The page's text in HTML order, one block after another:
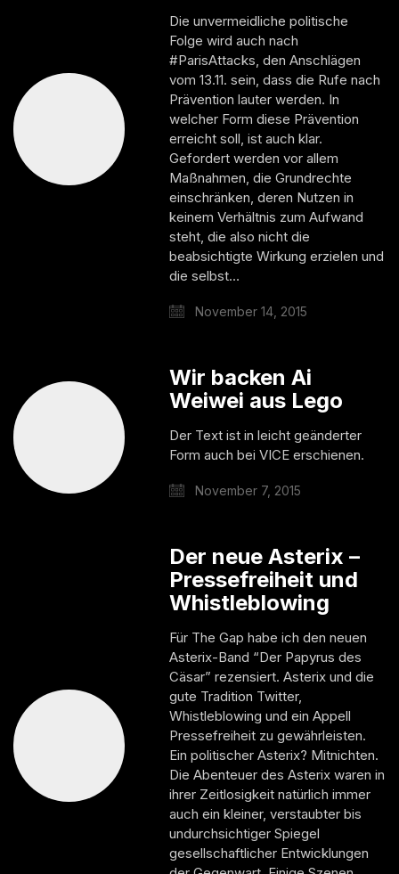
Die unvermeidliche politische
Folge wird auch nach
#ParisAttacks, den Anschlägen
vom 13.11. sein, dass die Rufe nach
Prävention lauter werden. In
welcher Form diese Prävention
erreicht soll, ist auch klar.
Gefordert werden vor allem
Maßnahmen, die Grundrechte
einschränken, deren Nutzen in
keinem Verhältnis zum Aufwand
steht, die also nicht die
beabsichtigte Wirkung erzielen und
die selbst…
November 14, 2015
Wir backen Ai
Weiwei aus Lego
Der Text ist in leicht geänderter
Form auch bei VICE erschienen.
November 7, 2015
Der neue Asterix –
Pressefreiheit und
Whistleblowing
Für The Gap habe ich den neuen
Asterix-Band “Der Papyrus des
Cäsar” rezensiert. Asterix und die
gute Tradition Twitter,
Whistleblowing und ein Appell
Pressefreiheit zu gewährleisten.
Ein politischer Asterix? Mitnichten.
Die Abenteuer des Asterix waren in
ihrer Zeitlosigkeit natürlich immer
auch ein kleiner, verstaubter bis
undurchsichtiger Spiegel
gesellschaftlicher Entwicklungen